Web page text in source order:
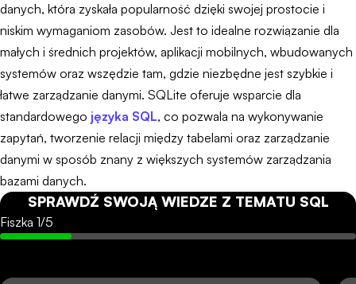
danych, która zyskała popularność dzięki swojej prostocie i
niskim wymaganiom zasobów. Jest to idealne rozwiązanie dla
małych i średnich projektów, aplikacji mobilnych, wbudowanych
systemów oraz wszędzie tam, gdzie niezbędne jest szybkie i
łatwe zarządzanie danymi. SQLite oferuje wsparcie dla
standardowego języka SQL, co pozwala na wykonywanie
zapytań, tworzenie relacji między tabelami oraz zarządzanie
danymi w sposób znany z większych systemów zarządzania
bazami danych.
SPRAWDŹ SWOJĄ WIEDZE Z TEMATU SQL
Fiszka 1/5